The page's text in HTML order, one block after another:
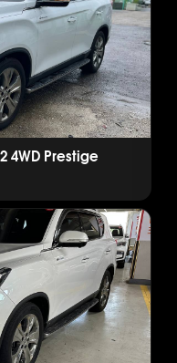
4WD Prestige